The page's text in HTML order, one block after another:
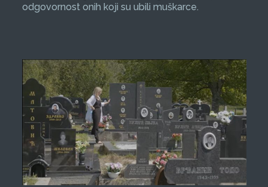
odgovornost onih koji su ubili muškarce.